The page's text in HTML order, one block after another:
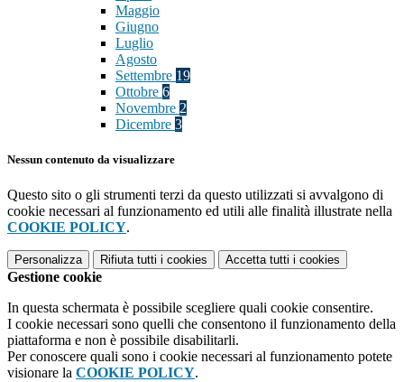
Maggio
Giugno
Luglio
Agosto
Settembre 19
Ottobre 6
Novembre 2
Dicembre 3
Nessun contenuto da visualizzare
Questo sito o gli strumenti terzi da questo utilizzati si avvalgono di
cookie necessari al funzionamento ed utili alle finalità illustrate nella
COOKIE POLICY.
Personalizza Rifiuta tutti i cookies Accetta tutti i cookies
Gestione cookie
In questa schermata è possibile scegliere quali cookie consentire.
I cookie necessari sono quelli che consentono il funzionamento della
piattaforma e non è possibile disabilitarli.
Per conoscere quali sono i cookie necessari al funzionamento potete
visionare la COOKIE POLICY.